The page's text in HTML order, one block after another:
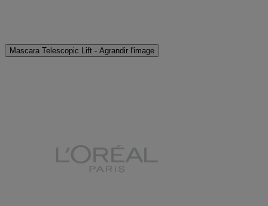
Mascara Telescopic Lift - Agrandir l'image